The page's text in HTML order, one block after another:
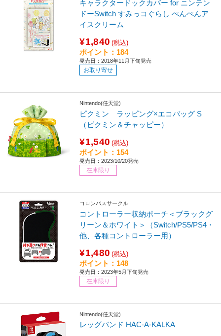
キャラクタードックカバー for ニンテン
ドーSwitch すみっコぐらし ぺんぺんア
イスクリーム
¥1,840 (税込)
ポイント：184
発売日：2018年11月下旬発売
お取り寄せ
Nintendo(任天堂)
ピクミン ラッピング×エコバッグ S
（ピクミン＆チャッピー）
¥1,540 (税込)
ポイント：154
発売日：2023/10/20発売
在庫限り
コロンバスサークル
コントローラー収納ポーチ＜ブラックグ
リーン＆ホワイト＞（Switch/PS5/PS4・
他、各種コントローラー用）
¥1,480 (税込)
ポイント：148
発売日：2023年5月下旬発売
在庫限り
Nintendo(任天堂)
レッグバンド HAC-A-KALKA